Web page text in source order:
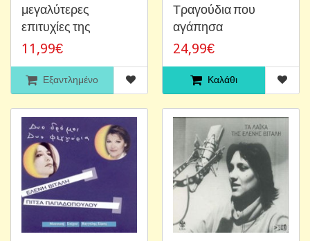
μεγαλύτερες
επιτυχίες της
11,99€
Εξαντλημένο
Τραγούδια που
αγάπησα
24,99€
Καλάθι